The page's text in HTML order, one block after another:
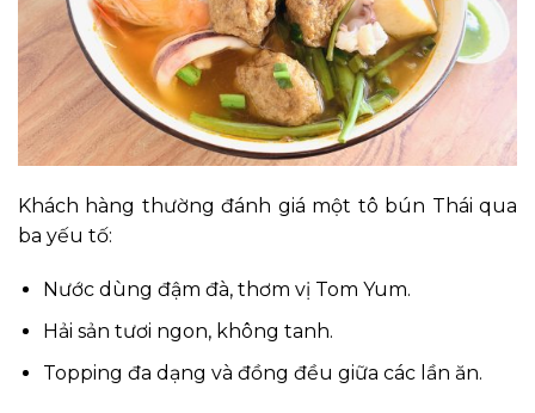
Khách hàng thường đánh giá một tô bún Thái qua
ba yếu tố:
Nước dùng đậm đà, thơm vị Tom Yum.
Hải sản tươi ngon, không tanh.
Topping đa dạng và đồng đều giữa các lần ăn.